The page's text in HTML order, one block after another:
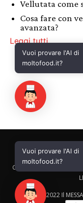
CALTAGIRONE
CORRIERE ADRIATICO
© 2022 Il
Vuoi provare l'AI di
moltofood.it?